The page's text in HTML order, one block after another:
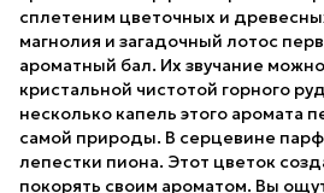
сплетеним цветочных и
магнолия и загадочный лотос
ароматный бал. Их звучание
кристальной чистотой горного
несколько капель этого аромата
самой природы. В серцевине
лепестки пиона. Этот цветок
покорять своим ароматом. Вы